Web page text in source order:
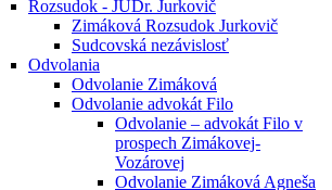
Rozsudok - JUDr. Jurkovič
Zimáková Rozsudok Jurkovič
Sudcovská nezávislosť
Odvolania
Odvolanie Zimáková
Odvolanie advokát Filo
Odvolanie – advokát Filo v
prospech Zimákovej-
Vozárovej
Odvolanie Zimáková Agneša